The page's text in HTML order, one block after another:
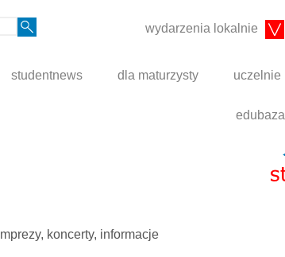
wydarzenia lokalnie
studentnews dla maturzysty uczelnie
edubaza
koncerty, informacje